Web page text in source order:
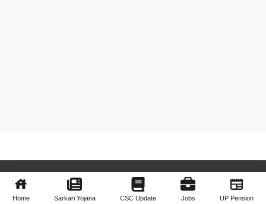
Home Sarkari Yojana CSC Update Jobs UP Pension
© 2024 sarkariyojanguru.in • All rights reserved
About Us
Disclaimer Privacy Policy